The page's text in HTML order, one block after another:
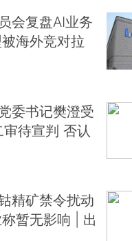
会复盘AI业务
海外竞对拉
委书记樊澄受
待宣判 否认
精矿禁令扰动
暂无影响 | 出